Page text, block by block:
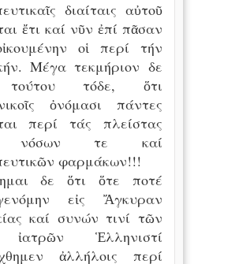
διαίταις αὐτοῦ
ἔτι καί νῦν ἐπί πᾶσαν
οἱ περί τήν
Μέγα τεκμήριον δε
τόδε, ὅτι
ὀνόμασι πάντες
περί τάς πλείστας
νόσων τε καί
φαρμάκων!!!
δε ὅτι ὅτε ποτέ
εἰς Ἄγκυραν
καί συνών τινί τῶν
ἰατρῶν Ἑλληνιστί
ἀλλήλοις περί